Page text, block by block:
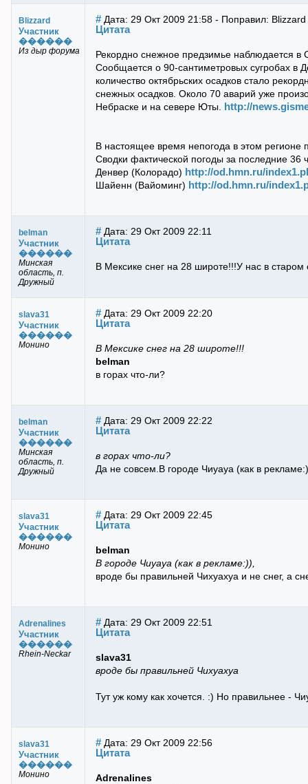
Blizzard
Участник
������
Из дыр форума
# Дата: 29 Окт 2009 21:58 - Поправил: Blizzard
Цитата
Рекордно снежное предзимье наблюдается
Сообщается о 90-сантиметровых сугробах в
количество октябрьских осадков стало
снежных осадков. Около 70 аварий уже
Небраске и на севере Юты. http://
В настоящее время непогода в этом
Сводки фактической погоды за последние 36
Денвер (Колорадо) http://od.hmn.ru/
Шайенн (Вайоминг) http://od.hmn.ru/
belman
Участник
������
Минская
область, п.
Дружный
# Дата: 29 Окт 2009 22:11
Цитата
В Мексике снег на 28 широте!!!У нас в старом
slava31
Участник
������
Монино
# Дата: 29 Окт 2009 22:20
Цитата
В Мексике снег на 28 широте!!!
belman
в горах что-ли?
belman
Участник
������
Минская
область, п.
Дружный
# Дата: 29 Окт 2009 22:22
Цитата
в горах что-ли?
Да не совсем.В городе Чиуауа (как в
slava31
Участник
������
Монино
# Дата: 29 Окт 2009 22:45
Цитата
belman
В городе Чиуауа (как в рекламе:)),
вроде бы правильней Чихуахуа и не снег, а
Adrenalines
Участник
������
Rhein-Neckar
# Дата: 29 Окт 2009 22:51
Цитата
slava31
вроде бы правильней Чихуахуа
Тут уж кому как хочется. :) Но правильнее -
slava31
Участник
������
Монино
# Дата: 29 Окт 2009 22:56
Цитата
Adrenalines